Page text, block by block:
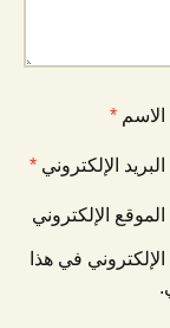
الاسم *
البريد الإلكتروني *
الموقع الإلكتروني
في هذا